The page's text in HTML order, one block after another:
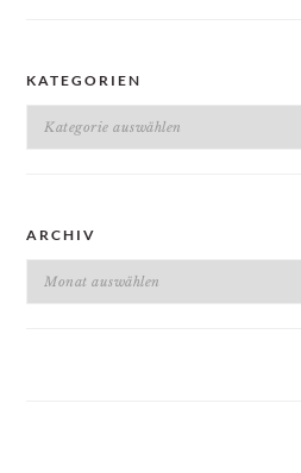
KATEGORIEN
Kategorien
ARCHIV
Archiv